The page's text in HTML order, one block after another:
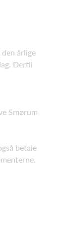
årlige
Dertil
Smørum
betale